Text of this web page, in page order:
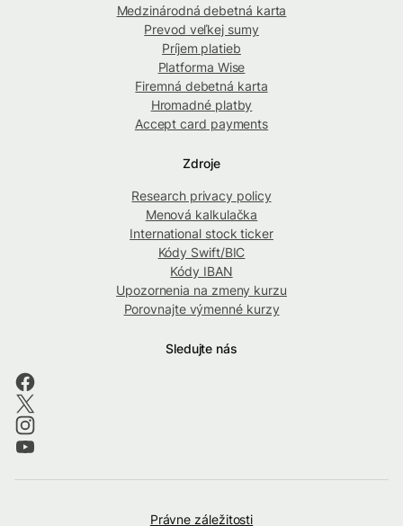
Medzinárodná debetná karta
Prevod veľkej sumy
Príjem platieb
Platforma Wise
Firemná debetná karta
Hromadné platby
Accept card payments
Zdroje
Research privacy policy
Menová kalkulačka
International stock ticker
Kódy Swift/BIC
Kódy IBAN
Upozornenia na zmeny kurzu
Porovnajte výmenné kurzy
Sledujte nás
Právne záležitosti